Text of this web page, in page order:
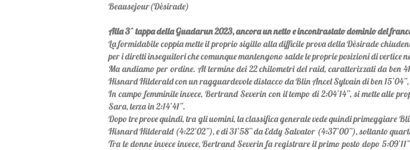
Beausejour(Dèsirade)
Alla 3^ tappa della Guadarun 2023, ancora un netto e incontrastato dominio del
La formidabile coppia mette il proprio sigillo alla difficile prova della Dèsirade
per i diretti inseguitori che comunque mantengono salde le proprie posizioni di vertice
Ma andiamo per ordine. Al termine dei 22 chilometri del raid, caratterizzati da ben
Hisnard Hilderald con un ragguardevole distacco da Blin Ancel Sylvain di ben 15’04”,
In campo femminile invece, Bertrand Severin con il tempo di 2:04’14”, si mette alle
Sara, terza in 2:14’41”.
Dopo tre prove quindi, tra gli uomini, la classifica generale vede quindi primeggiare
Hisnard Hilderald (4:22’02”), e di 31’58” da Eddy Salvator (4:37’00”), soltanto
Tra le donne invece invece, Bertrand Severin fa registrare il primo posto dopo